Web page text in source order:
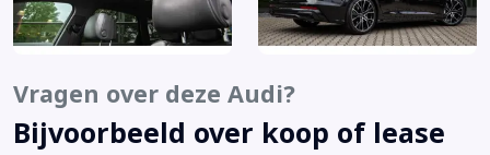
Navigatiesysteem full map
Panorama-glasdak (3FU)
S line exterieur (PQD)
Stoelen, vóór verwarmbaar (4A3)
Vragen over deze Audi?
Bijvoorbeeld over koop of lease